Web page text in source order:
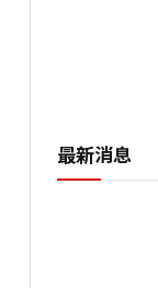
最新消息